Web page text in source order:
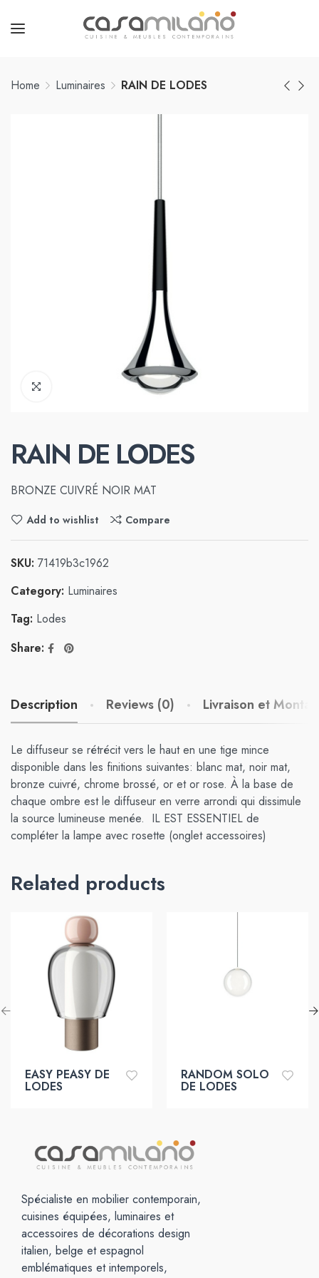
Home Luminaires RAIN DE LODES
RAIN DE LODES
BRONZE CUIVRÉ NOIR MAT
Add to wishlist Compare
SKU: 71419b3c1962
Category: Luminaires
Tag: Lodes
Share:
Description Reviews (0) Livraison et
Le diffuseur se rétrécit vers le haut en une tige mince
disponible dans les finitions suivantes: blanc mat, noir mat,
bronze cuivré, chrome brossé, or et or rose. À la base de
chaque ombre est le diffuseur en verre arrondi qui dissimule
la source lumineuse menée. IL EST ESSENTIEL de
compléter la lampe avec rosette (onglet accessoires)
Related products
EASY PEASY DE
LODES
RANDOM SOLO
DE LODES
Spécialiste en mobilier contemporain,
cuisines équipées, luminaires et
accessoires de décorations design
italien, belge et espagnol
emblématiques et intemporels,